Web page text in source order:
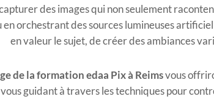
des images qui non seulement
orchestrant des sources lumineuses
en valeur le sujet, de créer des ambiances
de la formation edaa Pix à Reimsvous
guidant à travers les techniques pour